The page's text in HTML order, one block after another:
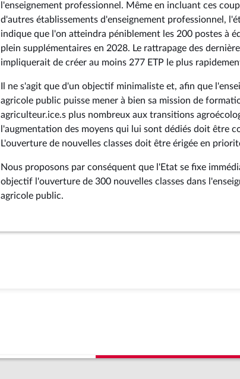
l'enseignement professionnel. Même en incluant ces
d'autres établissements d'enseignement professionnel,
indique que l'on atteindra péniblement les 200 postes à
plein supplémentaires en 2028. Le rattrapage des
impliquerait de créer au moins 277 ETP le plus
Il ne s'agit que d'un objectif minimaliste et, afin que
agricole public puisse mener à bien sa mission de
agriculteur.ice.s plus nombreux aux transitions
l'augmentation des moyens qui lui sont dédiés doit être
L'ouverture de nouvelles classes doit être érigée en
Nous proposons par conséquent que l'Etat se fixe
objectif l'ouverture de 300 nouvelles classes dans
agricole public.